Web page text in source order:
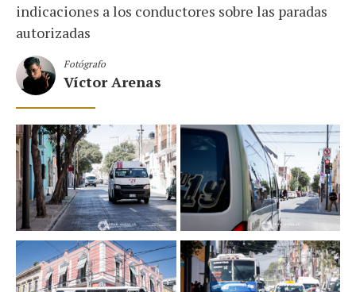
indicaciones a los conductores sobre las paradas
autorizadas
Fotógrafo
Víctor Arenas